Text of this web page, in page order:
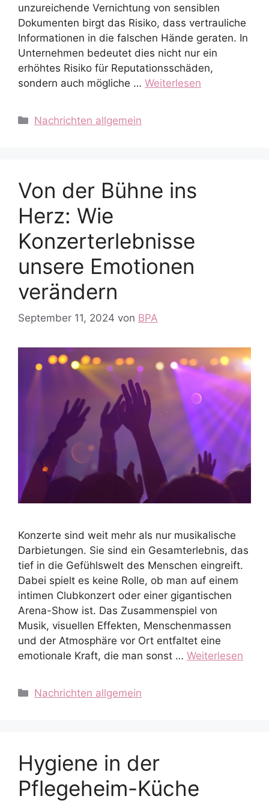
unzureichende Vernichtung von sensiblen
Dokumenten birgt das Risiko, dass vertrauliche
Informationen in die falschen Hände geraten. In
Unternehmen bedeutet dies nicht nur ein
erhöhtes Risiko für Reputationsschäden,
sondern auch mögliche … Weiterlesen
Kategorien
Nachrichten allgemein
Von der Bühne ins
Herz: Wie
Konzerterlebnisse
unsere Emotionen
verändern
September 11, 2024 von BPA
Konzerte sind weit mehr als nur musikalische
Darbietungen. Sie sind ein Gesamterlebnis, das
tief in die Gefühlswelt des Menschen eingreift.
Dabei spielt es keine Rolle, ob man auf einem
intimen Clubkonzert oder einer gigantischen
Arena-Show ist. Das Zusammenspiel von
Musik, visuellen Effekten, Menschenmassen
und der Atmosphäre vor Ort entfaltet eine
emotionale Kraft, die man sonst … Weiterlesen
Kategorien
Nachrichten allgemein
Hygiene in der
Pflegeheim-Küche